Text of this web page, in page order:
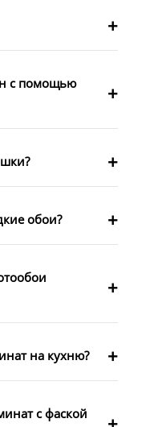
с помощью
обои?
на кухню?
с фаской